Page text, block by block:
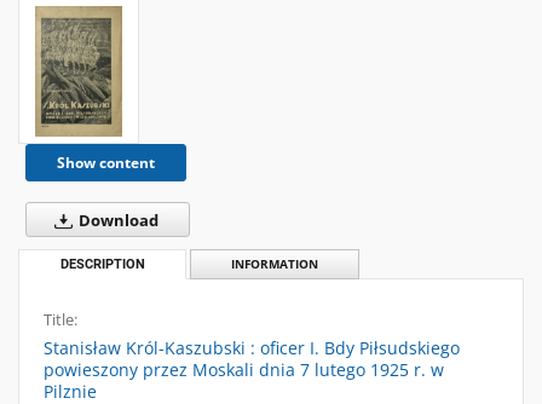
Show content
Download
DESCRIPTION INFORMATION
Title:
Stanisław Król-Kaszubski : oficer I. Bdy Piłsudskiego
powieszony przez Moskali dnia 7 lutego 1925 r. w
Pilznie